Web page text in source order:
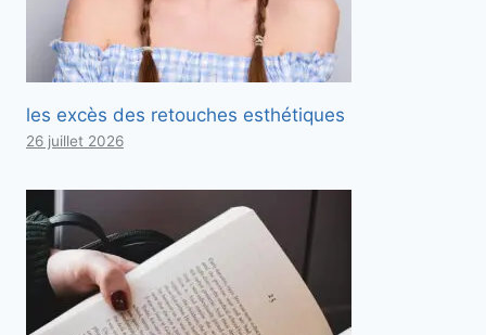
les excès des retouches esthétiques
26 juillet 2026